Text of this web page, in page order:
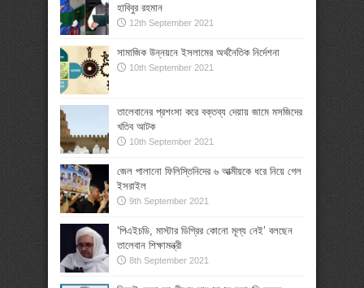
হাবিবুর রহমান
12th September 2021
সামাজিক উন্নয়নে ইসলামের অর্থনৈতিক নির্দেশনা
10th September 2021
তালেবানের প্রশংসা করে বক্তব্য দেয়ায় জামে মসজিদের
খতিব আটক
10th September 2021
জেল পালানো ফিলিস্তিনিদের ৬ আত্মীয়কে ধরে নিয়ে গেল
ইসরাইল
9th September 2021
‘পিএইচডি, মাস্টার ডিগ্রির কোনো মূল্য নেই’ বলছেন
তালেবান শিক্ষামন্ত্রী
8th September 2021